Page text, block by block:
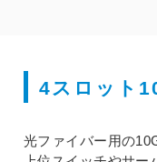
4スロット
光ファイバー用の